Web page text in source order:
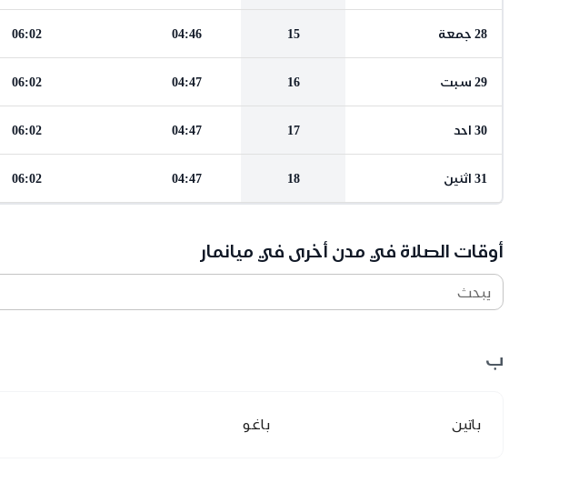
28 جمعة 15
04:46
06:02
29 سبت 16
04:47
06:02
30 احد 17
04:47
06:02
31 اثنين 18
04:47
06:02
أوقات الصلاة في مدن أخرى في ميانمار
يبحث
ب
باتين باغو